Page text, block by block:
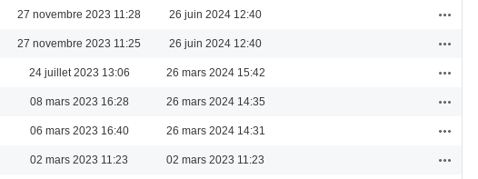
27 novembre 2023 11:28 26 juin 2024 12:40
27 novembre 2023 11:25 26 juin 2024 12:40
24 juillet 2023 13:06 26 mars 2024 15:42
08 mars 2023 16:28 26 mars 2024 14:35
06 mars 2023 16:40 26 mars 2024 14:31
02 mars 2023 11:23 02 mars 2023 11:23